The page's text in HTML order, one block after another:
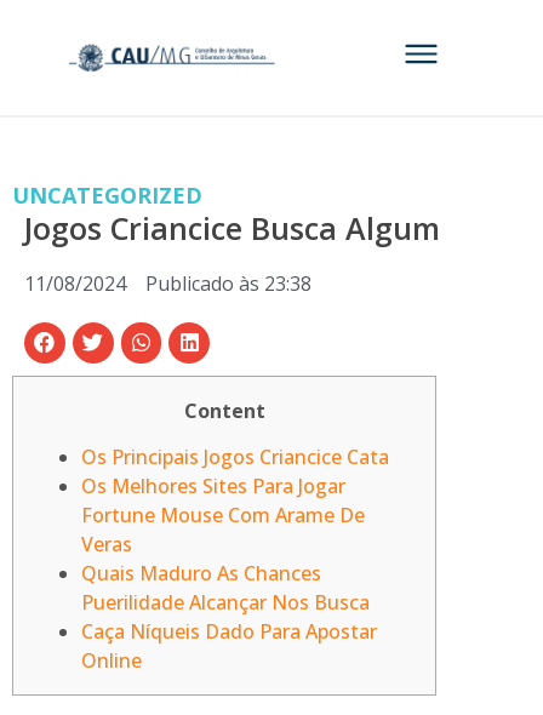
UNCATEGORIZED
Jogos Criancice Busca Algum
11/08/2024 Publicado às 23:38
Content
Os Principais Jogos Criancice Cata
Os Melhores Sites Para Jogar
Fortune Mouse Com Arame De
Veras
Quais Maduro As Chances
Puerilidade Alcançar Nos Busca
Caça Níqueis Dado Para Apostar
Online